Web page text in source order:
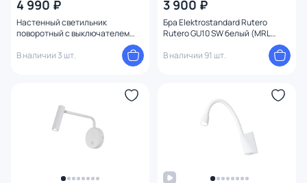
4 990 ₽
Настенный светильник
поворотный с выключателем
Arte Lamp OSCAR A7141AP-1WH
В наличии 3 шт.
3 900 ₽
Бра Elektrostandard Rutero
Rutero GU10 SW белый (MRL
В наличии 91 шт.
Мощность ламп